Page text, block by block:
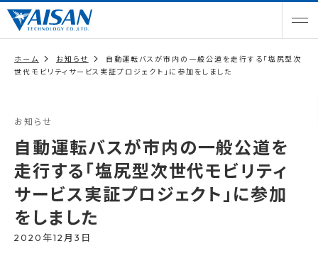
ホーム お知らせ
自動運転バスが市内の一般公道を走行する「塩尻型次
世代モビリティサービス実証プロジェクト」に参加をしました
お知らせ
自動運転バスが市内の一般公道を
走行する「塩尻型次世代モビリティ
サービス実証プロジェクト」に参加
をしました
2020年12月3日